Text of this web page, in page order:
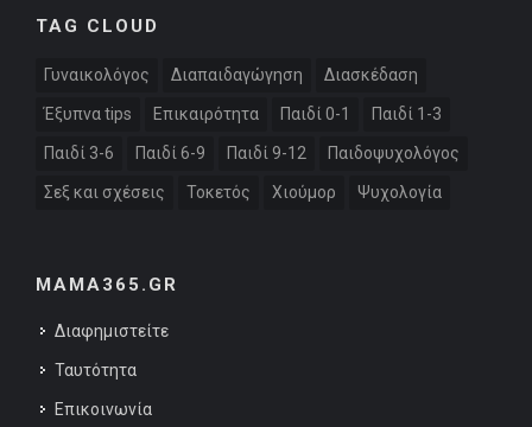
TAG CLOUD
Γυναικολόγος Διαπαιδαγώγηση Διασκέδαση
Έξυπνα tips Επικαιρότητα Παιδί 0-1 Παιδί 1-3
Παιδί 3-6 Παιδί 6-9 Παιδί 9-12 Παιδοψυχολόγος
Σεξ και σχέσεις Τοκετός Χιούμορ Ψυχολογία
MAMA365.GR
Διαφημιστείτε
Ταυτότητα
Επικοινωνία